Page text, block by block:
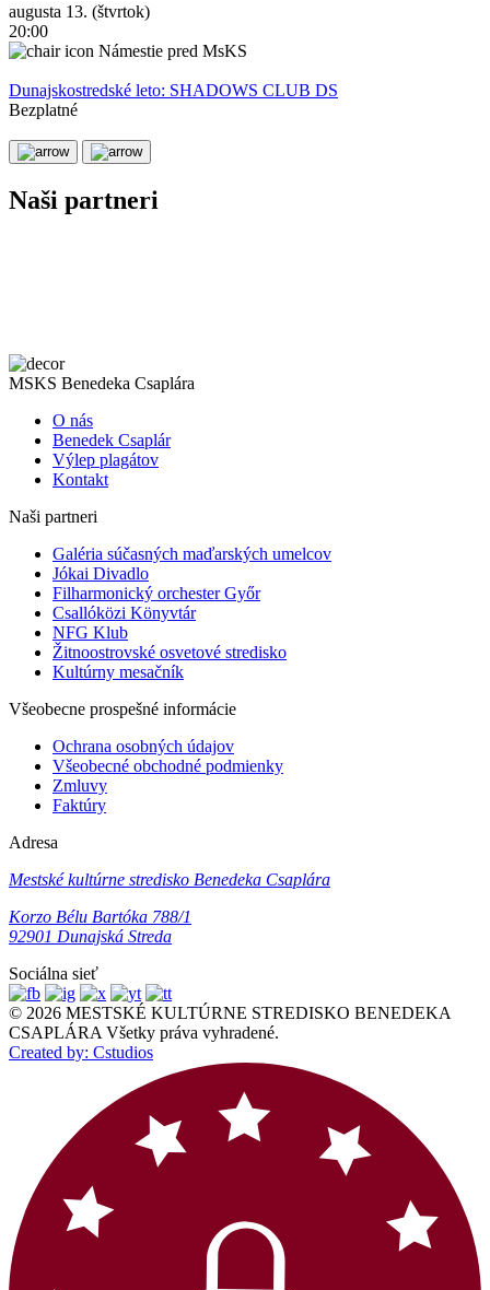
augusta 13. (štvrtok)
20:00
Námestie pred MsKS
Dunajskostredské leto: SHADOWS CLUB DS
Bezplatné
Naši partneri
MSKS Benedeka Csaplára
O nás
Benedek Csaplár
Výlep plagátov
Kontakt
Naši partneri
Galéria súčasných maďarských umelcov
Jókai Divadlo
Filharmonický orchester Győr
Csallóközi Könyvtár
NFG Klub
Žitnoostrovské osvetové stredisko
Kultúrny mesačník
Všeobecne prospešné informácie
Ochrana osobných údajov
Všeobecné obchodné podmienky
Zmluvy
Faktúry
Adresa
Mestské kultúrne stredisko Benedeka Csaplára
Korzo Bélu Bartóka 788/1
92901 Dunajská Streda
Sociálna sieť
© 2026 MESTSKÉ KULTÚRNE STREDISKO BENEDEKA
CSAPLÁRA Všetky práva vyhradené.
Created by: Cstudios